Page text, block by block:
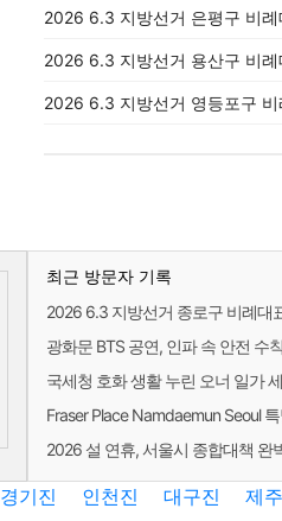
2026 6.3 지방선거 은평구 비
2026 6.3 지방선거 용산구 비
2026 6.3 지방선거 영등포구
최근 방문자 기록
2026 6.3 지방선거 종로구 비례대
광화문 BTS 공연, 인파 속 안전 수
국세청 호화 생활 누린 오너 일가
Fraser Place Namdaemun Seoul
2026 설 연휴, 서울시 종합대책 완
경기진 인천진 대구진 제